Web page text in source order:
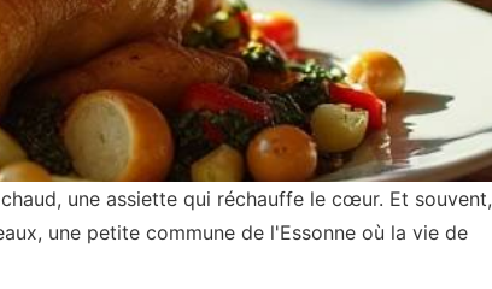
une assiette qui réchauffe le cœur. Et souvent,
une petite commune de l'Essonne où la vie de